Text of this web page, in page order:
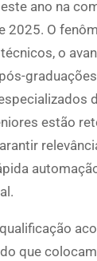
ano na
2025. O
o
estão
que